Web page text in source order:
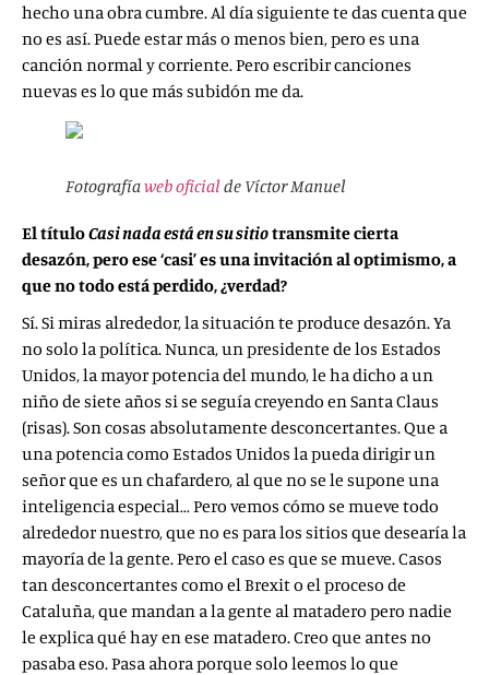
hecho una obra cumbre. Al día siguiente te das cuenta que
no es así. Puede estar más o menos bien, pero es una
canción normal y corriente. Pero escribir canciones
nuevas es lo que más subidón me da.
Fotografíaweb oficial de Víctor Manuel
El títuloCasi nada está en su sitiotransmite cierta
desazón, pero ese ‘casi’ es una invitación al optimismo, a
que no todo está perdido, ¿verdad?
Sí. Si miras alrededor, la situación te produce desazón. Ya
no solo la política. Nunca, un presidente de los Estados
Unidos, la mayor potencia del mundo, le ha dicho a un
niño de siete años si se seguía creyendo en Santa Claus
(risas). Son cosas absolutamente desconcertantes. Que a
una potencia como Estados Unidos la pueda dirigir un
señor que es un chafardero, al que no se le supone una
inteligencia especial… Pero vemos cómo se mueve todo
alrededor nuestro, que no es para los sitios que desearía la
mayoría de la gente. Pero el caso es que se mueve. Casos
tan desconcertantes como el Brexit o el proceso de
Cataluña, que mandan a la gente al matadero pero nadie
le explica qué hay en ese matadero. Creo que antes no
pasaba eso. Pasa ahora porque solo leemos lo que